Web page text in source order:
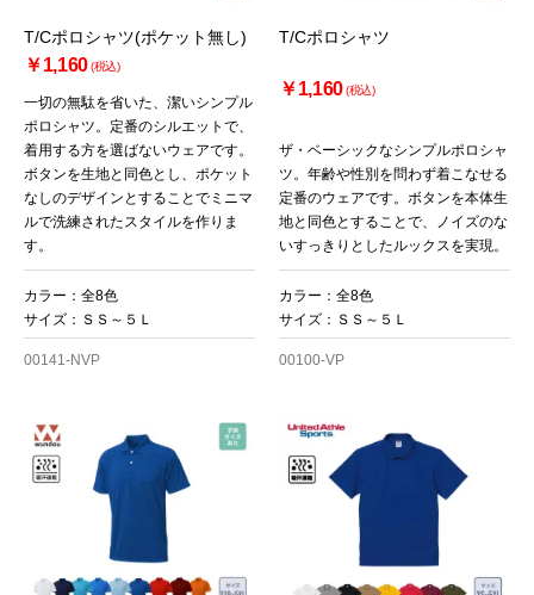
T/Cポロシャツ(ポケット無し)
￥1,160(税込)
一切の無駄を省いた、潔いシンプル
ポロシャツ。定番のシルエットで、
着用する方を選ばないウェアです。
ボタンを生地と同色とし、ポケット
なしのデザインとすることでミニマ
ルで洗練されたスタイルを作りま
す。
カラー：全8色
サイズ：ＳＳ～５Ｌ
00141-NVP
T/Cポロシャツ
￥1,160(税込)
ザ・ベーシックなシンプルポロシャ
ツ。年齢や性別を問わず着こなせる
定番のウェアです。ボタンを本体生
地と同色とすることで、ノイズのな
いすっきりとしたルックスを実現。
カラー：全8色
サイズ：ＳＳ～５Ｌ
00100-VP